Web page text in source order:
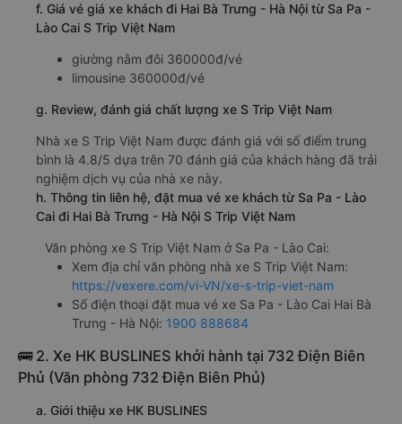
f. Giá vé giá xe khách đi Hai Bà Trưng - Hà Nội từ Sa Pa -
Lào Cai S Trip Việt Nam
giường nằm đôi 360000đ/vé
limousine 360000đ/vé
g. Review, đánh giá chất lượng xe S Trip Việt Nam
Nhà xe S Trip Việt Nam được đánh giá với số điểm trung
bình là 4.8/5 dựa trên 70 đánh giá của khách hàng đã trải
nghiệm dịch vụ của nhà xe này.
h. Thông tin liên hệ, đặt mua vé xe khách từ Sa Pa - Lào
Cai đi Hai Bà Trưng - Hà Nội S Trip Việt Nam
Văn phòng xe S Trip Việt Nam ở Sa Pa - Lào Cai:
Xem địa chỉ văn phòng nhà xe S Trip Việt Nam:
https://vexere.com/vi-VN/xe-s-trip-viet-nam
Số điện thoại đặt mua vé xe Sa Pa - Lào Cai Hai Bà
Trưng - Hà Nội: 1900 888684
🚌 2. Xe HK BUSLINES khởi hành tại 732 Điện Biên
Phủ (Văn phòng 732 Điện Biên Phủ)
a. Giới thiệu xe HK BUSLINES